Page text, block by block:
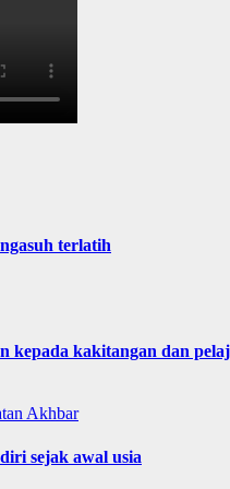
terlatih
kepada kakitangan dan
Akhbar
sejak awal usia